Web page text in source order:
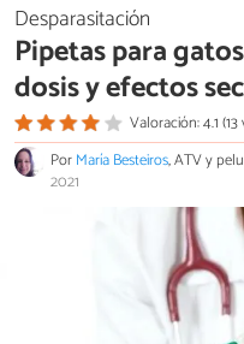
Desparasitación
Pipetas para
dosis y efectos
Valoración: 4.1
PorMaría Besteiros, ATV y
2021